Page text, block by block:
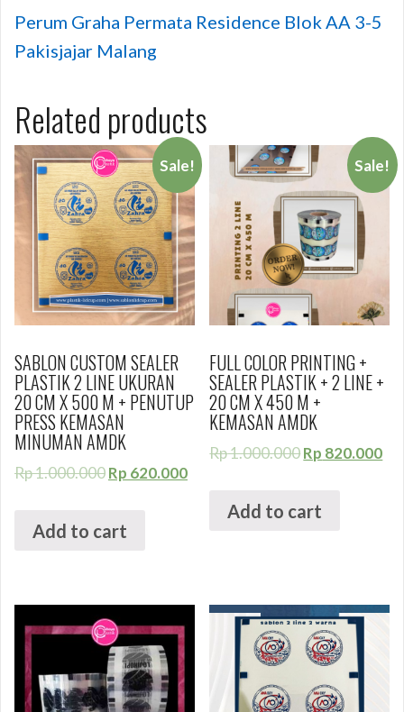
Perum Graha Permata Residence Blok AA 3-5
Pakisjajar Malang
Related products
Sale!
SABLON CUSTOM SEALER
PLASTIK 2 LINE UKURAN
20 CM X 500 M + PENUTUP
PRESS KEMASAN
MINUMAN AMDK
Rp1.000.000Rp 620.000
Add to cart
Sale!
FULL COLOR PRINTING +
SEALER PLASTIK + 2 LINE +
20 CM X 450 M +
KEMASAN AMDK
Rp1.000.000Rp 820.000
Add to cart